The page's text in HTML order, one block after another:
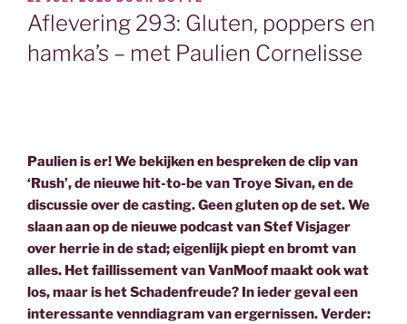
OP
Aflevering 293: Gluten, poppers en
hamka’s – met Paulien Cornelisse
Paulien is er! We bekijken en bespreken de clip van
‘Rush’, de nieuwe hit-to-be van Troye Sivan, en de
discussie over de casting. Geen gluten op de set. We
slaan aan op de nieuwe podcast van Stef Visjager
over herrie in de stad; eigenlijk piept en bromt van
alles. Het faillissement van VanMoof maakt ook wat
los, maar is het Schadenfreude? In ieder geval een
interessante venndiagram van ergernissen. Verder: